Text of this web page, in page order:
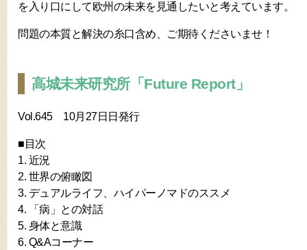
を入り口にして欧州の未来を見通したいと考えています。
問題の本質と解決の糸口含め、ご期待くださいませ！
高城未来研究所「Future Report」
Vol.645 10月27日日発行
■目次
1. 近況
2. 世界の俯瞰図
3. デュアルライフ、ハイパーノマドのススメ
4. 「病」との対話
5. 身体と意識
6. Q&Aコーナー